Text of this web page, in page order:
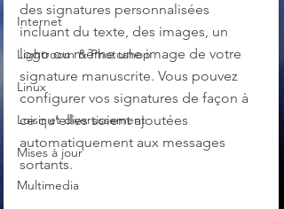
Internet
Lightroom & Photoshop
Linux
Loisir et divertissement
Mises à jour
Multimedia
des signatures personnalisées
incluant du texte, des images, un
logo ou même une image de votre
signature manuscrite. Vous pouvez
configurer vos signatures de façon à
ce qu’elles soient ajoutées
automatiquement aux messages
sortants.